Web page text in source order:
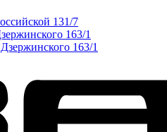
131/7
163/1
163/1